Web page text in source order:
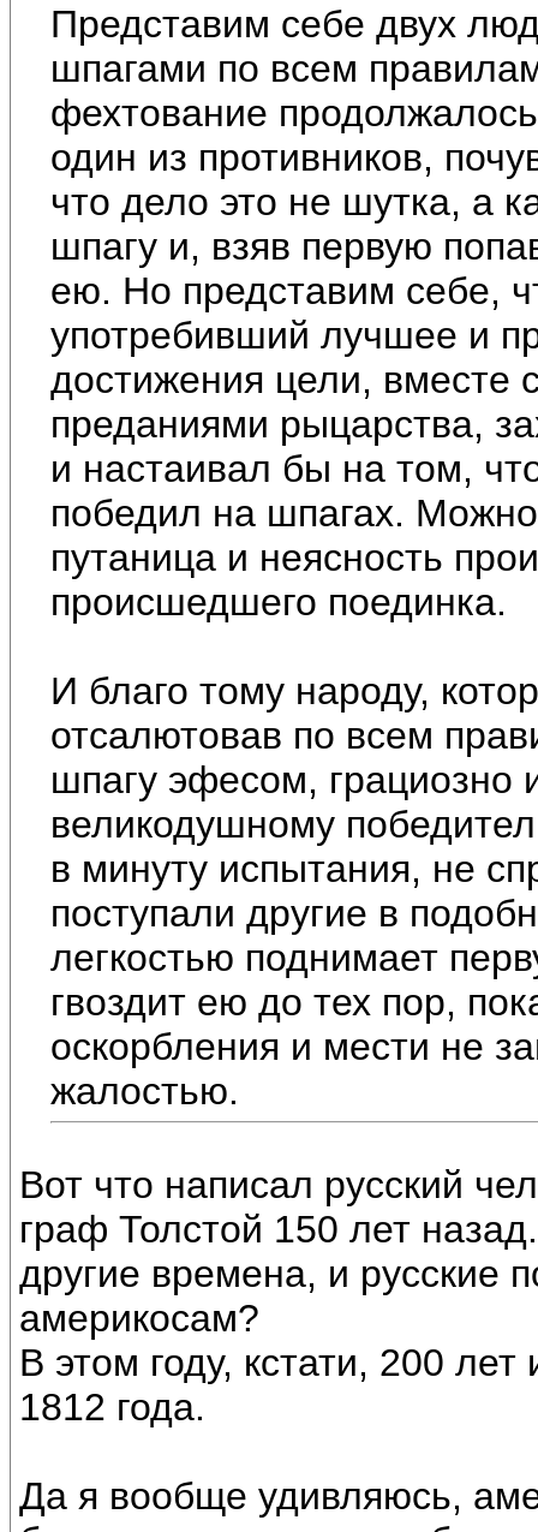
Представим себе двух
шпагами по всем
фехтование
один из противников,
что дело это не шутка, а
шпагу и, взяв первую
ею. Но представим себе,
употребивший лучшее и
достижения цели, вместе
преданиями рыцарства,
и настаивал бы на том,
победил на шпагах.
путаница и неясность
происшедшего поединка.
И благо тому народу,
отсалютовав по всем
шпагу эфесом, грациозно
великодушному
в минуту испытания, не
поступали другие в
легкостью поднимает
гвоздит ею до тех пор,
оскорбления и мести не
жалостью.
Вот что написал русский
граф Толстой 150 лет
другие времена, и русские
америкосам?
В этом году, кстати, 200
1812 года.
Да я вообще удивляюсь,